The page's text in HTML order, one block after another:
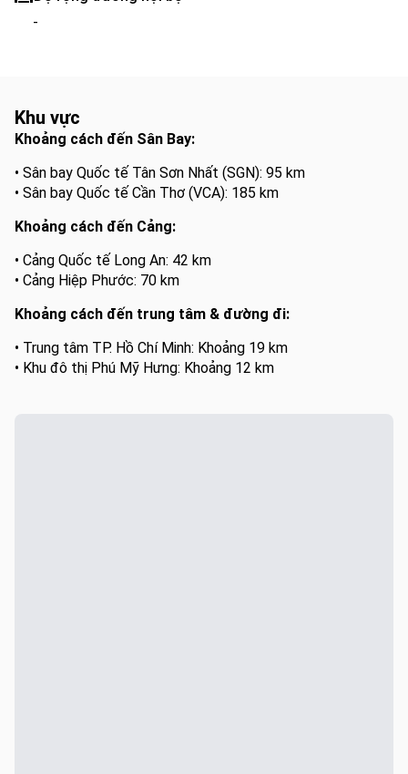
-
Khu vực
Khoảng cách đến Sân Bay:
• Sân bay Quốc tế Tân Sơn Nhất (SGN): 95 km
• Sân bay Quốc tế Cần Thơ (VCA): 185 km
Khoảng cách đến Cảng:
• Cảng Quốc tế Long An: 42 km
• Cảng Hiệp Phước: 70 km
Khoảng cách đến trung tâm & đường đi:
• Trung tâm TP. Hồ Chí Minh: Khoảng 19 km
• Khu đô thị Phú Mỹ Hưng: Khoảng 12 km